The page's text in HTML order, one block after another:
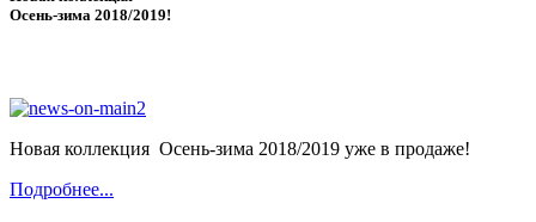
Осень-зима 2018/2019!
Новая коллекция Осень-зима 2018/2019 уже в продаже!
Подробнее...